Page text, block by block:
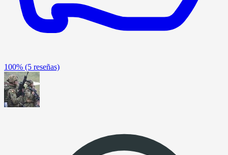
100% (5 reseñas)